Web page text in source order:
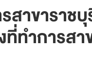
สาขาราช
ทำการสา